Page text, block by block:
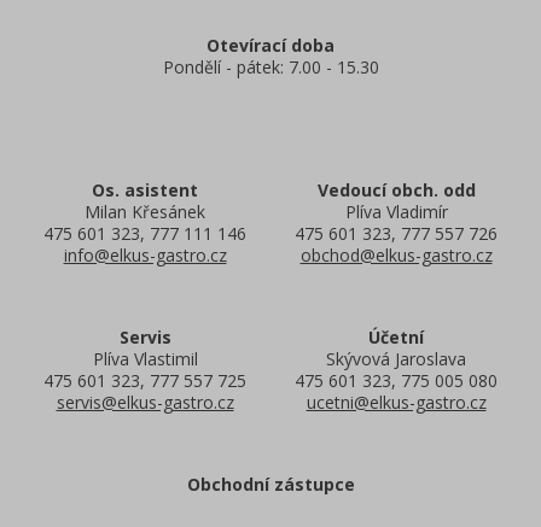
Otevírací doba
Pondělí - pátek: 7.00 - 15.30
Os. asistent
Milan Křesánek
475 601 323, 777 111 146
info@elkus-gastro.cz
Vedoucí obch. odd
Plíva Vladimír
475 601 323, 777 557 726
obchod@elkus-gastro.cz
Servis
Plíva Vlastimil
475 601 323, 777 557 725
servis@elkus-gastro.cz
Účetní
Skývová Jaroslava
475 601 323, 775 005 080
ucetni@elkus-gastro.cz
Obchodní zástupce